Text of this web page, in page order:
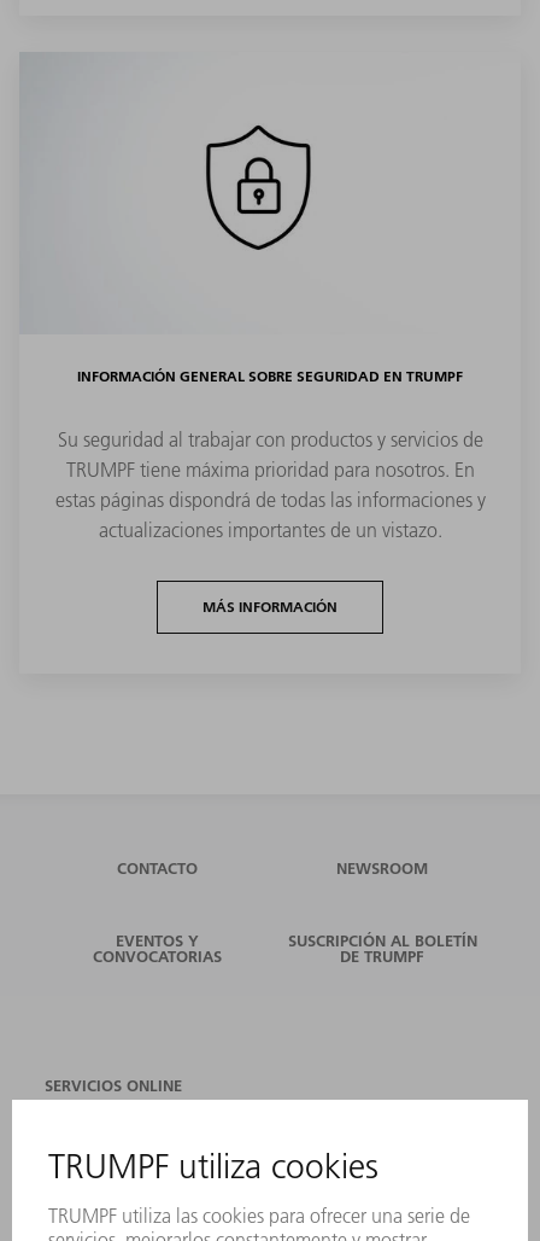
INFORMACIÓN GENERAL SOBRE SEGURIDAD EN TRUMPF
Su seguridad al trabajar con productos y servicios de
TRUMPF tiene máxima prioridad para nosotros. En
estas páginas dispondrá de todas las informaciones y
actualizaciones importantes de un vistazo.
MÁS INFORMACIÓN
CONTACTO NEWSROOM
EVENTOS Y
CONVOCATORIAS
SUSCRIPCIÓN AL BOLETÍN
DE TRUMPF
SERVICIOS ONLINE
EVENTOS Y CONVOCATORIAS
REGISTRO PARA EL BOLETÍN INFORMATIVO
FICHAS TÉCNICAS DE SEGURIDAD
PRODUCTOS